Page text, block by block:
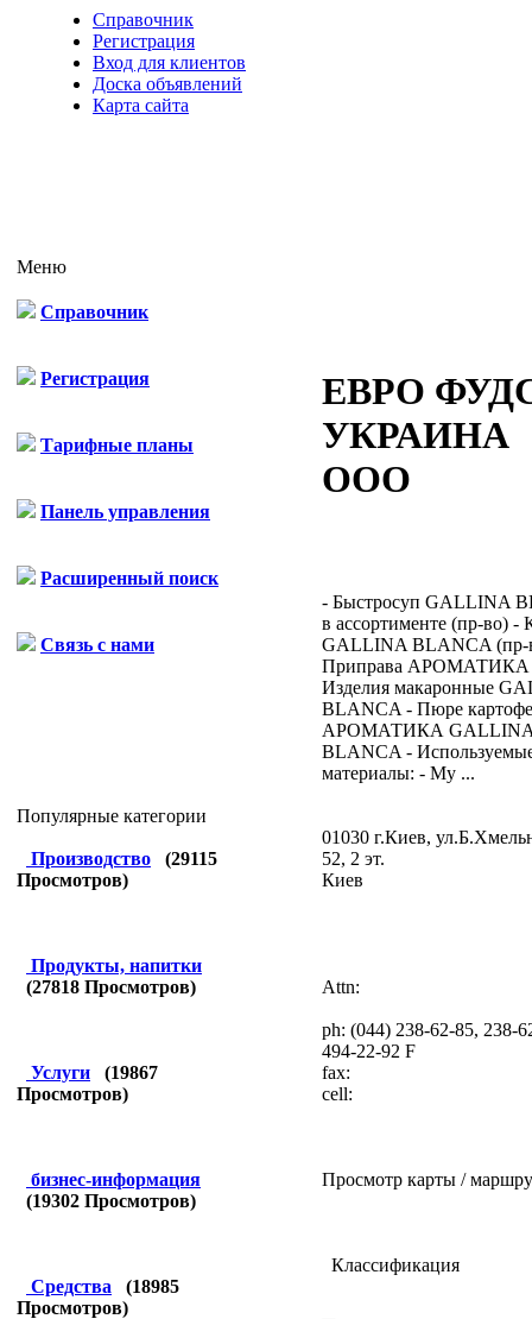
Справочник
Регистрация
Вход для клиентов
Доска объявлений
Карта сайта
Меню
Справочник
Регистрация
Тарифные планы
Панель управления
Расширенный поиск
Связь с нами
Популярные категории
Производство (29115
Просмотров)
Продукты, напитки
(27818 Просмотров)
Услуги (19867
Просмотров)
бизнес-информация
(19302 Просмотров)
Средства (18985
Просмотров)
ЕВРО
УКРАИНА
ООО
- Быстросуп GALLINA
в ассортименте (пр-во) -
GALLINA BLANCA (пр-
Приправа АРОМАТИКА
Изделия макаронные
BLANCA - Пюре
АРОМАТИКА
BLANCA -
материалы: - Му ...
01030 г.Киев,
52, 2 эт.
Киев
Attn:
ph: (044) 238-62-85, 238-
494-22-92 F
fax:
cell:
Просмотр карты /
Классификация